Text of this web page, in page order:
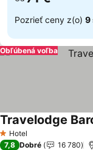
Pozrieť ceny z(o) 9
Obľúbená voľba
1 Počet hviezdičiek
Hotel
Travelodge
7,8 Dobré 16 780